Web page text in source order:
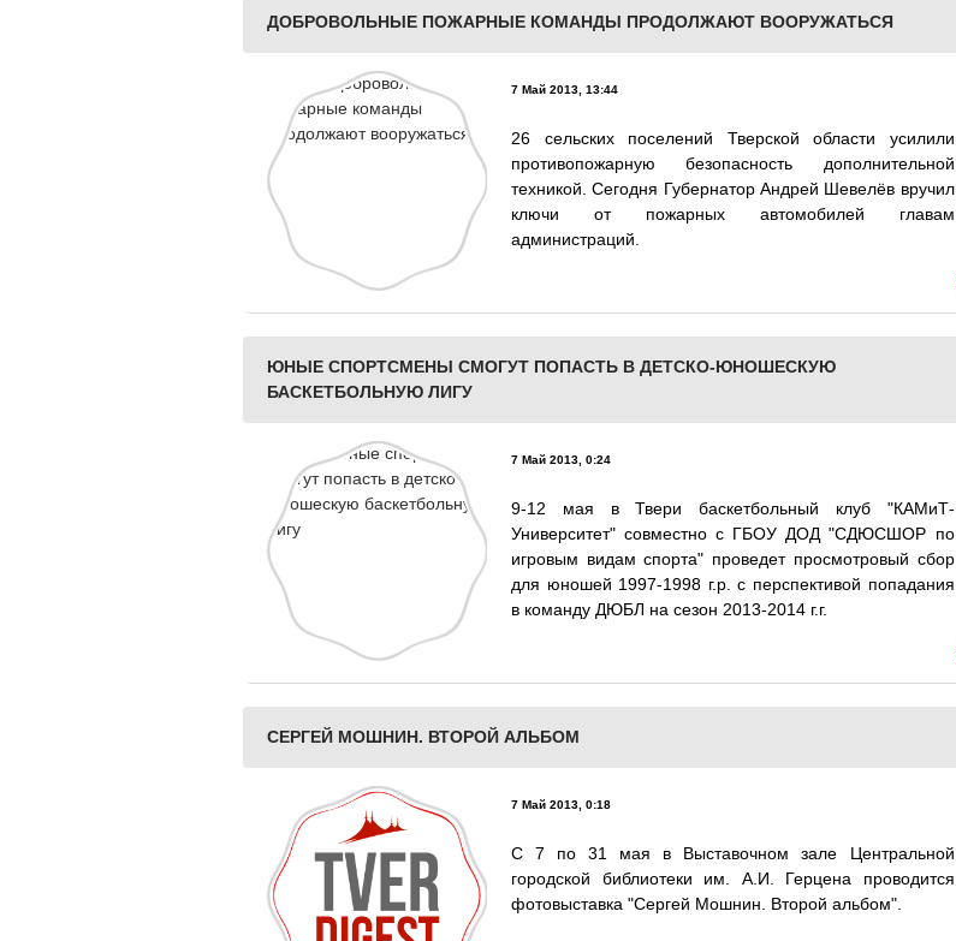
ДОБРОВОЛЬНЫЕ ПОЖАРНЫЕ КОМАНДЫ ПРОДОЛЖАЮТ ВООРУЖАТЬСЯ
7 Май 2013, 13:44
26 сельских поселений Тверской области усилили
противопожарную безопасность дополнительной
техникой. Сегодня Губернатор Андрей Шевелёв вручил
ключи от пожарных автомобилей главам
администраций.
ЮНЫЕ СПОРТСМЕНЫ СМОГУТ ПОПАСТЬ В ДЕТСКО-ЮНОШЕСКУЮ
БАСКЕТБОЛЬНУЮ ЛИГУ
7 Май 2013, 0:24
9-12 мая в Твери баскетбольный клуб "КАМиТ-
Университет" совместно с ГБОУ ДОД "СДЮСШОР по
игровым видам спорта" проведет просмотровый сбор
для юношей 1997-1998 г.р. с перспективой попадания
в команду ДЮБЛ на сезон 2013-2014 г.г.
СЕРГЕЙ МОШНИН. ВТОРОЙ АЛЬБОМ
7 Май 2013, 0:18
С 7 по 31 мая в Выставочном зале Центральной
городской библиотеки им. А.И. Герцена проводится
фотовыставка "Сергей Мошнин. Второй альбом".